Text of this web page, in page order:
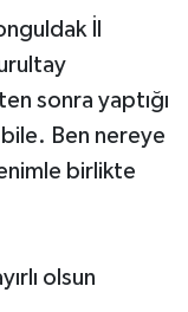
İl
sonra yaptığı
bile. Ben nereye
birlikte
olsun